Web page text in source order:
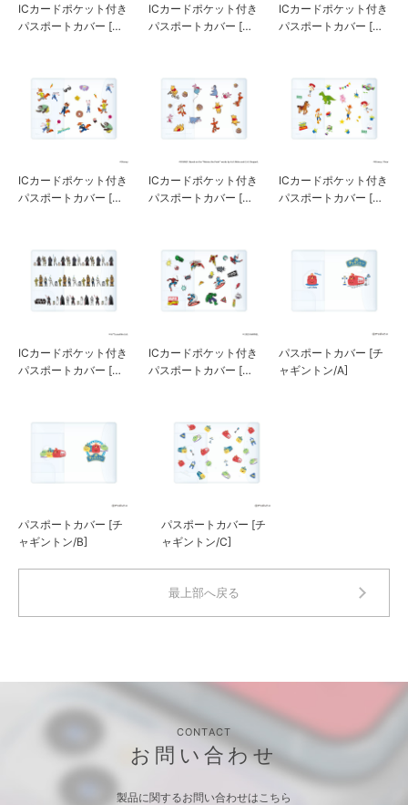
ICカードポケット付き
パスポートカバー [ミ
ICカードポケット付き
パスポートカバー [ス
ICカードポケット付き
パスポートカバー [ベ
ICカードポケット付き
パスポートカバー [ズ
ICカードポケット付き
パスポートカバー [く
ICカードポケット付き
パスポートカバー [ト
ICカードポケット付き
パスポートカバー [ス
ICカードポケット付き
パスポートカバー [マ
パスポートカバー [チ
ャギントン/A]
パスポートカバー [チ
ャギントン/B]
パスポートカバー [チ
ャギントン/C]
最上部へ戻る
CONTACT
お問い合わせ
製品に関するお問い合わせはこちら